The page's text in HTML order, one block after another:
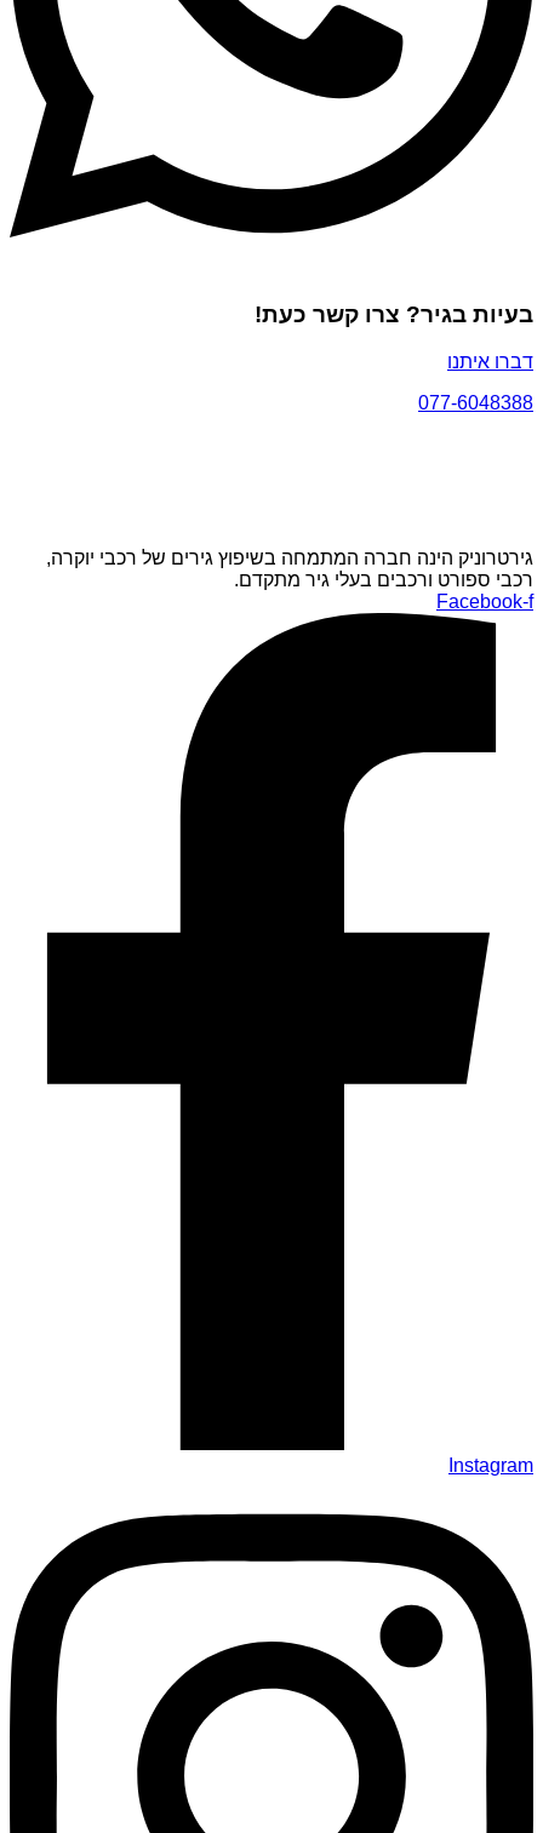
בעיות בגיר? צרו קשר כעת!
דברו איתנו
077-6048388
גירטרוניק הינה חברה המתמחה בשיפוץ גירים של רכבי יוקרה,
רכבי ספורט ורכבים בעלי גיר מתקדם.
Facebook-f
Instagram